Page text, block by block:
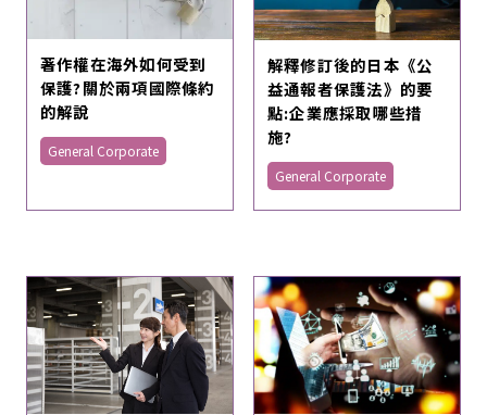
著作權在海外如何受到
保護?關於兩項國際條約
的解說
General Corporate
解釋修訂後的日本《公
益通報者保護法》的要
點:企業應採取哪些措
施?
General Corporate